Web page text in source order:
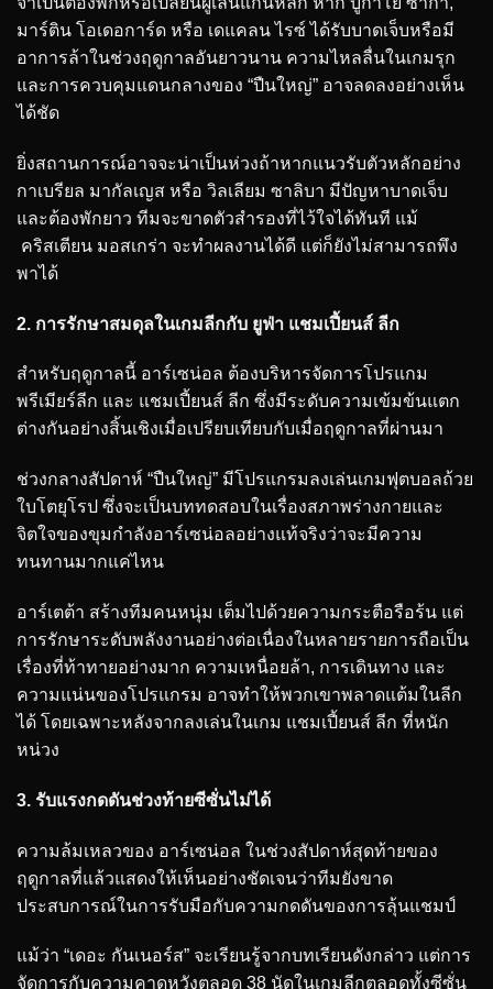
มาร์ติน โอเดอการ์ด หรือ เดแคลน ไรซ์ ได้รับบาดเจ็บหรือมี
อาการล้าในช่วงฤดูกาลอันยาวนาน ความไหลลื่นในเกมรุก
และการควบคุมแดนกลางของ “ปืนใหญ่” อาจลดลงอย่างเห็น
ได้ชัด
ยิ่งสถานการณ์อาจจะน่าเป็นห่วงถ้าหากแนวรับตัวหลักอย่าง
กาเบรียล มากัลเญส หรือ วิลเลียม ซาลิบา มีปัญหาบาดเจ็บ
และต้องพักยาว ทีมจะขาดตัวสำรองที่ไว้ใจได้ทันที แม้
คริสเตียน มอสเกร่า จะทำผลงานได้ดี แต่ก็ยังไม่สามารถพึง
พาได้
2. การรักษาสมดุลในเกมลีกกับ ยูฟ่า แชมเปี้ยนส์ ลีก
สำหรับฤดูกาลนี้ อาร์เซน่อล ต้องบริหารจัดการโปรแกม
พรีเมียร์ลีก และ แชมเปี้ยนส์ ลีก ซึ่งมีระดับความเข้มข้นแตก
ต่างกันอย่างสิ้นเชิงเมื่อเปรียบเทียบกับเมื่อฤดูกาลที่ผ่านมา
ช่วงกลางสัปดาห์ “ปืนใหญ่” มีโปรแกรมลงเล่นเกมฟุตบอลถ้วย
ใบโตยุโรป ซึ่งจะเป็นบททดสอบในเรื่องสภาพร่างกายและ
จิตใจของขุมกำลังอาร์เซน่อลอย่างแท้จริงว่าจะมีความ
ทนทานมากแค่ไหน
อาร์เตต้า สร้างทีมคนหนุ่ม เต็มไปด้วยความกระตือรือร้น แต่
การรักษาระดับพลังงานอย่างต่อเนื่องในหลายรายการถือเป็น
เรื่องที่ท้าทายอย่างมาก ความเหนื่อยล้า, การเดินทาง และ
ความแน่นของโปรแกรม อาจทำให้พวกเขาพลาดแต้มในลีก
ได้ โดยเฉพาะหลังจากลงเล่นในเกม แชมเปี้ยนส์ ลีก ที่หนัก
หน่วง
3. รับแรงกดดันช่วงท้ายซีซั่นไม่ได้
ความล้มเหลวของ อาร์เซน่อล ในช่วงสัปดาห์สุดท้ายของ
ฤดูกาลที่แล้วแสดงให้เห็นอย่างชัดเจนว่าทีมยังขาด
ประสบการณ์ในการรับมือกับความกดดันของการลุ้นแชมป์
แม้ว่า “เดอะ กันเนอร์ส” จะเรียนรู้จากบทเรียนดังกล่าว แต่การ
จัดการกับความคาดหวังตลอด 38 นัดในเกมลีกตลอดทั้งซีซั่น